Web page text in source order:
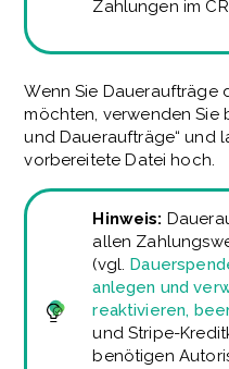
Zahlungen im
Wenn Sie Daueraufträge
möchten, verwenden Sie
und Daueraufträge“ und
vorbereitete Datei hoch.
Hinweis:
allen
(vgl.
anlegen und
reaktivieren,
und Stripe-
benötigen